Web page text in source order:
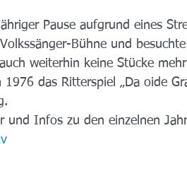
Pause aufgrund eines
Bühne und
weiterhin keine Stücke
1976 das Ritterspiel „Da oide
und Infos zu den einzelnen